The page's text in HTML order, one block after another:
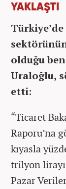
YAKLAŞTI
olduğu
Uraloğlu,
etti:
“Ticaret
Raporu’na
kıyasla
trilyon lirayı
Pazar